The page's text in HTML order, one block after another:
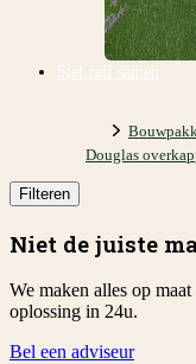
Stel zelf samen
Douglas
Filteren
Niet de juiste
We maken alles op
oplossing in 24u.
Bel een adviseur